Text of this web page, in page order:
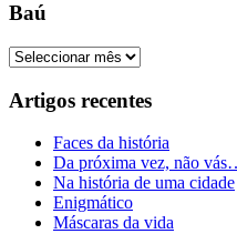
Baú
Baú
Artigos recentes
Faces da história
Da próxima vez, não
Na história de uma cidade
Enigmático
Máscaras da vida